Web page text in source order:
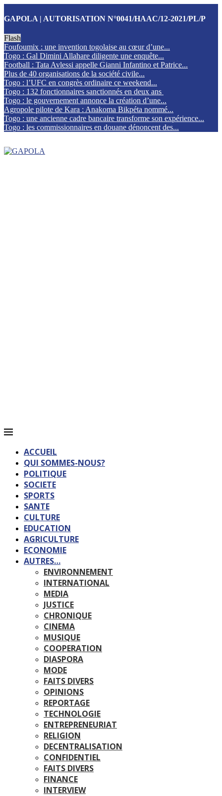
GAPOLA | AUTORISATION N°0041/HAAC/12-2021/PL/P
Flash
Foufoumix : une invention togolaise au cœur d’une...
Togo : Gal Dimini Allahare diligente une enquête...
Football : Tata Avlessi appelle Gianni Infantino et Patrice...
Plus de 40 organisations de la société civile...
Togo : l’UFC en congrès ordinaire ce weekend...
Togo : 132 fonctionnaires sanctionnés en deux ans
Togo : le gouvernement annonce la création d’une...
Agropole pilote de Kara : Anakoma Bikpéta nommé...
Togo : une ancienne cadre bancaire transforme son expérience...
Togo : les commissionnaires en douane dénoncent des...
ACCUEIL
QUI SOMMES-NOUS?
POLITIQUE
SOCIETE
SPORTS
SANTE
CULTURE
EDUCATION
AGRICULTURE
ECONOMIE
AUTRES…
ENVIRONNEMENT
INTERNATIONAL
MEDIA
JUSTICE
CHRONIQUE
CINEMA
MUSIQUE
COOPERATION
DIASPORA
MODE
FAITS DIVERS
OPINIONS
REPORTAGE
TECHNOLOGIE
ENTREPRENEURIAT
RELIGION
DECENTRALISATION
CONFIDENTIEL
FAITS DIVERS
FINANCE
INTERVIEW